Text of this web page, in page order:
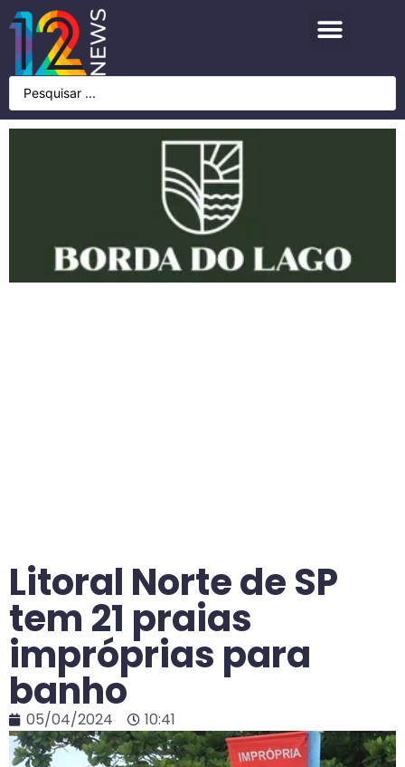
Litoral Norte de SP
tem 21 praias
impróprias para
banho
05/04/2024 10:41